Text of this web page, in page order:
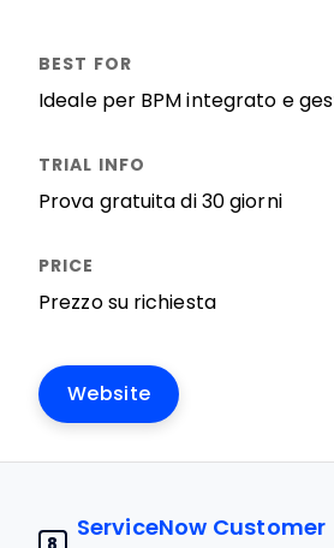
Ideale per BPM integrato e
Prova gratuita di 30 giorni
Prezzo su richiesta
Website
ServiceNow Customer